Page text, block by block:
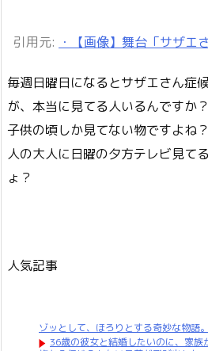
引用元: ・【画像】舞台「サザエ
毎週日曜日になるとサザエさん症
が、本当に見てる人いるんですか
子供の頃しか見てない物ですよね
人の大人に日曜の夕方テレビ見て
ょ？
人気記事
ゾッとして、ほろりとする奇妙な物語。
36歳の彼女と結婚したいのに、家族